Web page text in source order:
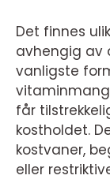
Det finnes
avhengig av
vanligste
får
kostholdet.
kostvaner,
eller